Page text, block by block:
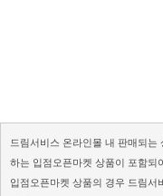
드림서비스 온라인몰 내 판매되
하는 입점오픈마켓 상품이 포함되
입점오픈마켓 상품의 경우 드림서